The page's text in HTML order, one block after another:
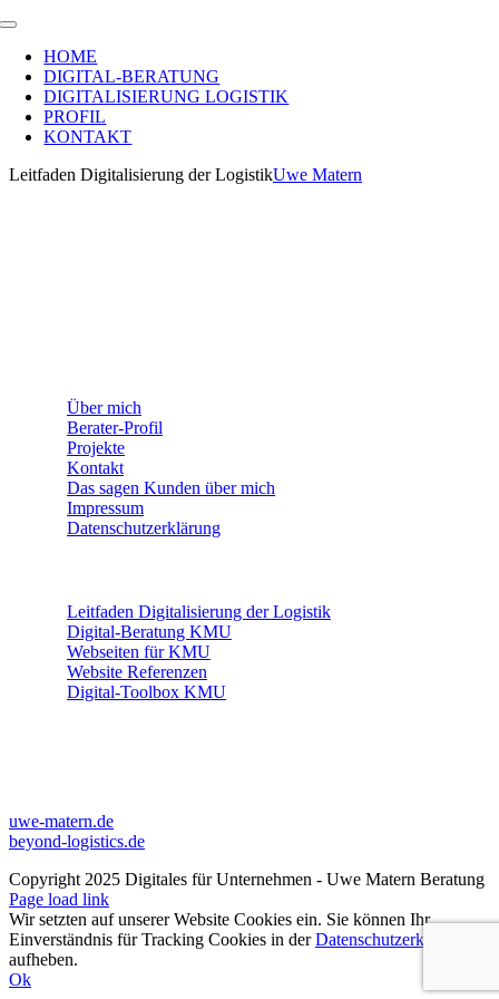
Zum
springen
Toggle
Navigation
HOME
DIGITAL-BERATUNG
DIGITALISIERUNG LOGISTIK
PROFIL
KONTAKT
Leitfaden Digitalisierung der LogistikUwe Matern
Über mich
Berater-Profil
Projekte
Kontakt
Das sagen Kunden über mich
Impressum
Datenschutzerklärung
Leitfaden Digitalisierung der Logistik
Digital-Beratung KMU
Webseiten für KMU
Website Referenzen
Digital-Toolbox KMU
uwe-matern.de
beyond-logistics.de
Copyright 2025 Digitales für Unternehmen - Uwe Matern Beratung
Page load link
Wir setzten auf unserer Website Cookies ein. Sie können Ihr
Einverständnis für Tracking Cookies in derDatenschutzerklärung
aufheben.
Ok